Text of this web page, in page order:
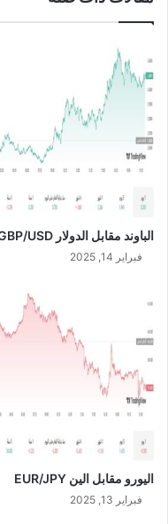
/
S
A
2
/
2
0
2
الباوند مقابل الدولار GBP/USD
فبراير 14, 2025
اليورو مقابل الين EUR/JPY
فبراير 13, 2025